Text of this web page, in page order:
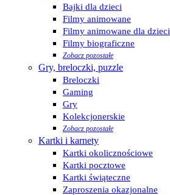
Bajki dla dzieci
Filmy animowane
Filmy animowane dla dzieci
Filmy biograficzne
Zobacz pozostałe
Gry, breloczki, puzzle
Breloczki
Gaming
Gry
Kolekcjonerskie
Zobacz pozostałe
Kartki i karnety
Kartki okolicznościowe
Kartki pocztowe
Kartki świąteczne
Zaproszenia okazjonalne